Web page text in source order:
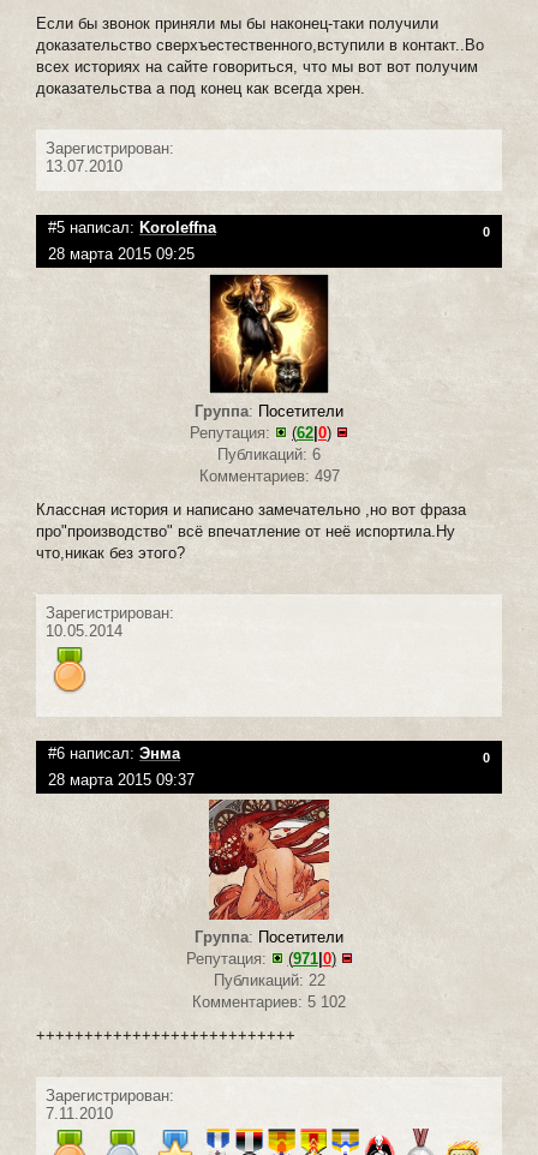
Если бы звонок приняли мы бы наконец-таки получили
доказательство сверхъестественного,вступили в контакт..Во
всех историях на сайте говориться, что мы вот вот получим
доказательства а под конец как всегда хрен.
Зарегистрирован:
13.07.2010
#5 написал: Koroleffna 0
28 марта 2015 09:25
Группа: Посетители
Репутация:
(62|0)
Публикаций: 6
Комментариев: 497
Классная история и написано замечательно ,но вот фраза
про"производство" всё впечатление от неё испортила.Ну
что,никак без этого?
Зарегистрирован:
10.05.2014
#6 написал: Энма 0
28 марта 2015 09:37
Группа: Посетители
Репутация:
(971|0)
Публикаций: 22
Комментариев: 5 102
+++++++++++++++++++++++++++
Зарегистрирован:
7.11.2010